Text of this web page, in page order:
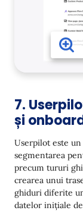
7.
și
Userpilot este
segmentarea
precum tururi
crearea unui
ghiduri diferite
datelor inițiale